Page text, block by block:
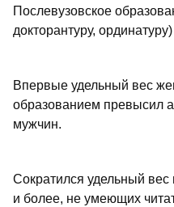
Послевузовское
докторантуру,
Впервые удельный вес
образованием превысил
мужчин.
Сократился удельный вес
и более, не умеющих